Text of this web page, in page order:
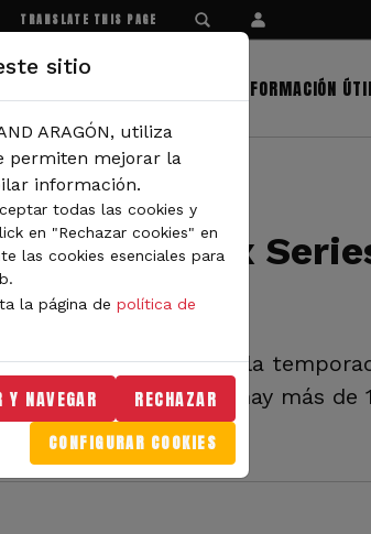
TRANSLATE THIS PAGE
INFORMACIÓN
la Rotax
semana
la cuarta prueba de la
Por el momento ya hay más de
sitio
ARAGÓN, utiliza
permiten mejorar la
información.
todas las cookies y
en "Rechazar cookies" en
las cookies esenciales para
la página de política de
Y NAVEGAR RECHAZAR
CONFIGURAR COOKIES